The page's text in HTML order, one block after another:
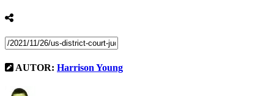
AUTOR: Harrison Young